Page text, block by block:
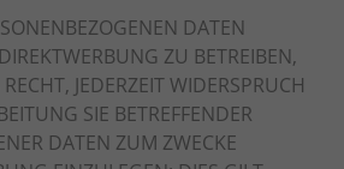
DATEN
ZU BETREIBEN,
JEDERZEIT WIDERSPRUCH
SIE BETREFFENDER
DATEN ZUM ZWECKE